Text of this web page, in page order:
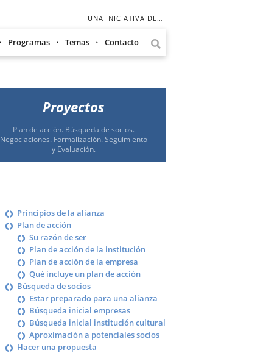
Programas Temas Contacto
UNA INICIATIVA DE…
Proyectos
Plan de acción. Búsqueda de socios.
Negociaciones. Formalización. Seguimiento
y Evaluación.
Principios de la alianza
Plan de acción
Su razón de ser
Plan de acción de la institución
Plan de acción de la empresa
Qué incluye un plan de acción
Búsqueda de socios
Estar preparado para una alianza
Búsqueda inicial empresas
Búsqueda inicial institución cultural
Aproximación a potenciales socios
Hacer una propuesta